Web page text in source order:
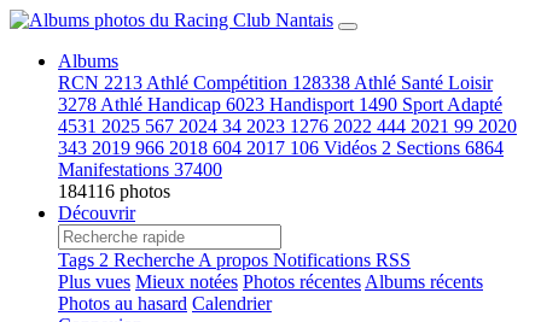
Albums
RCN 2213 Athlé Compétition 128338 Athlé Santé Loisir
3278 Athlé Handicap 6023 Handisport 1490 Sport Adapté
4531 2025 567 2024 34 2023 1276 2022 444 2021 99 2020
343 2019 966 2018 604 2017 106 Vidéos 2 Sections 6864
Manifestations 37400
184116 photos
Découvrir
Tags 2 Recherche A propos Notifications RSS
Plus vues Mieux notées Photos récentes Albums récents
Photos au hasard Calendrier